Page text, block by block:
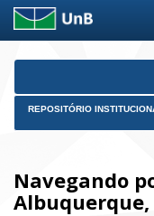
Skip
REPOSITÓRIO
Navegando
Albuquerque,